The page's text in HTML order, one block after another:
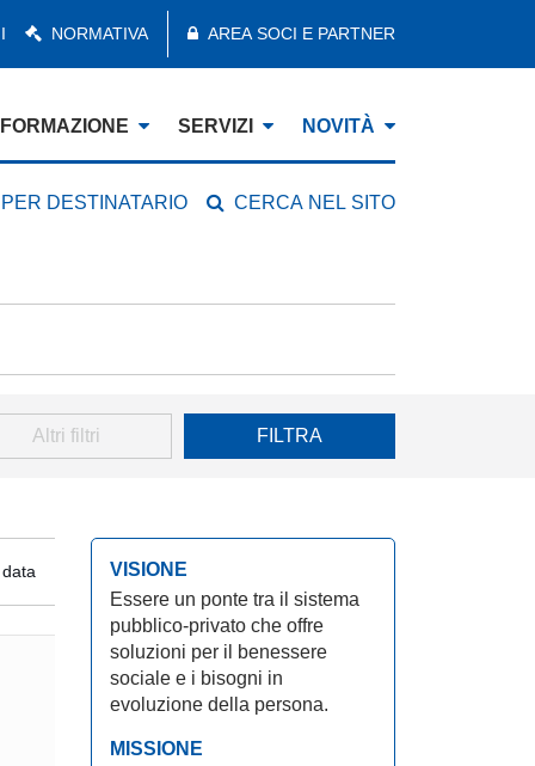
NORMATIVA AREA SOCI E PARTNER
FORMAZIONE SERVIZI NOVITÀ
DESTINATARIO CERCA NEL SITO
Altri filtri FILTRA
VISIONE
Essere un ponte tra il sistema
pubblico-privato che offre
soluzioni per il benessere
sociale e i bisogni in
evoluzione della persona.
MISSIONE